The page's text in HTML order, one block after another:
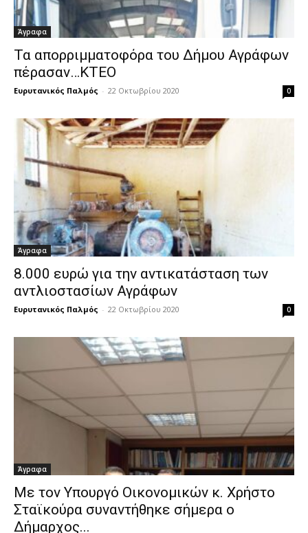
Άγραφα
Τα απορριμματοφόρα του Δήμου Αγράφων
πέρασαν…ΚΤΕΟ
Ευρυτανικός Παλμός - 22 Οκτωβρίου 2020 0
Άγραφα
8.000 ευρώ για την αντικατάσταση των
αντλιοστασίων Αγράφων
Ευρυτανικός Παλμός - 22 Οκτωβρίου 2020 0
Άγραφα
Με τον Υπουργό Οικονομικών κ. Χρήστο
Σταϊκούρα συναντήθηκε σήμερα ο
Δήμαρχος...